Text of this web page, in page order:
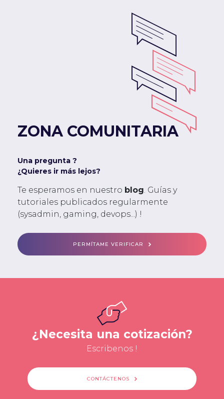
ZONA COMUNITARIA
Una pregunta ?
¿Quieres ir más lejos?
Te esperamos en nuestro blog. Guías y
tutoriales publicados regularmente
(sysadmin, gaming, devops...) !
PERMÍTAME VERIFICAR
¿Necesita una cotización?
Escribenos !
CONTÁCTENOS